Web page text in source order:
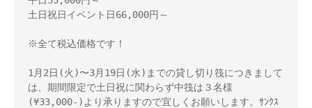
土日祝日イベント日66,000円～
※全て税込価格です！
1月2日(火)〜3月19日(水)までの貸し切り筏につきまして
は、期間限定で土日祝に関わらず中筏は３名様
(¥33,000-)より承りますので宜しくお願いします。ｻﾝｸｽ